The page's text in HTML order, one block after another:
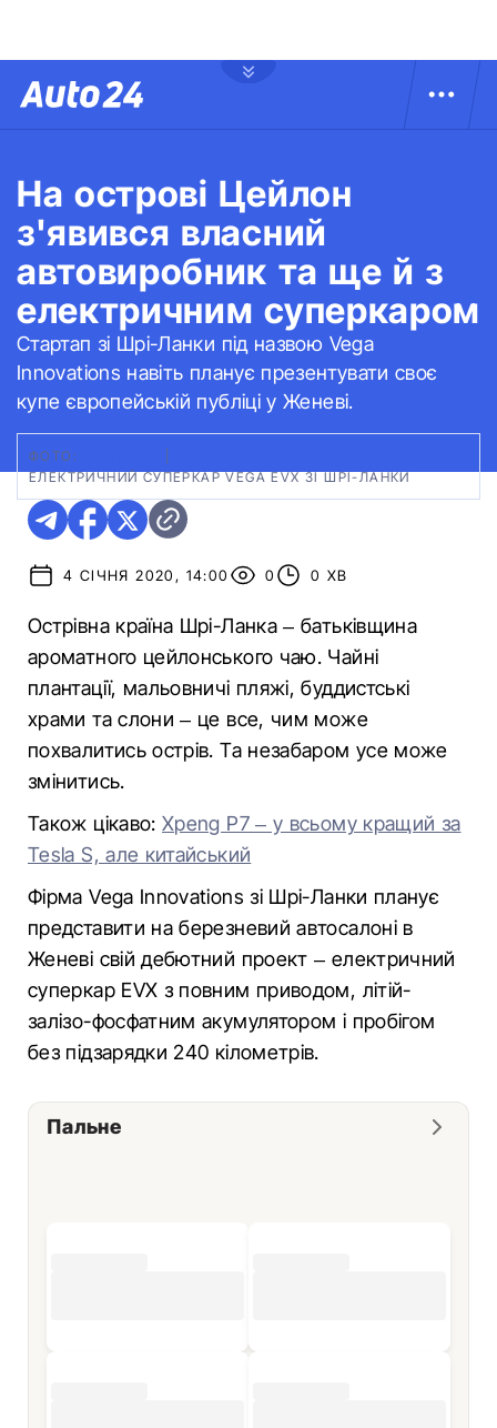
На острові Цейлон
з'явився власний
автовиробник та ще й з
електричним суперкаром
Стартап зі Шрі-Ланки під назвою Vega
Innovations навіть планує презентувати своє
купе європейській публіці у Женеві.
ФОТО:
ЕЛЕКТРИЧНИЙ СУПЕРКАР VEGA EVX ЗІ ШРІ-ЛАНКИ
4 СІЧНЯ 2020, 14:00 0 0 ХВ
Острівна країна Шрі-Ланка – батьківщина
ароматного цейлонського чаю. Чайні
плантації, мальовничі пляжі, буддистські
храми та слони – це все, чим може
похвалитись острів. Та незабаром усе може
змінитись.
Також цікаво:Xpeng P7 – у всьому кращий за
Tesla S, але китайський
Фірма Vega Innovations зі Шрі-Ланки планує
представити на березневий автосалоні в
Женеві свій дебютний проект – електричний
суперкар EVX з повним приводом, літій-
залізо-фосфатним акумулятором і пробігом
без підзарядки 240 кілометрів.
Пальне